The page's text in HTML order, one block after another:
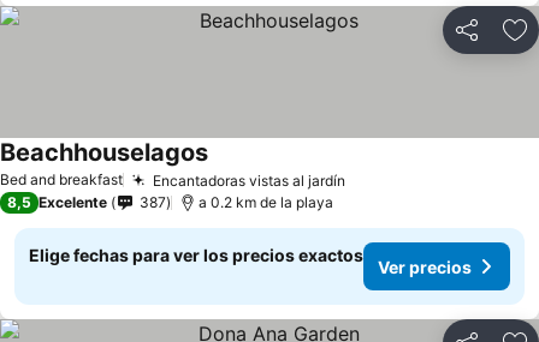
Compartir
Bed and breakfast Encantadoras vistas al jardín
BeachhouselagosVer precios
8,5 Excelente 387 a 0.2 km de la playa
Elige fechas para ver los precios exactos
Ver precios